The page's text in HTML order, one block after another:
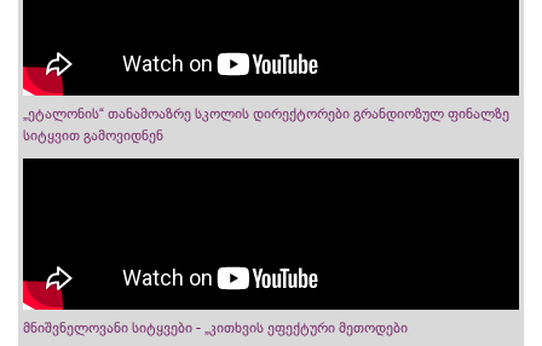
„ეტალონის“ თანამოაზრე სკოლის დირექტორები გრანდიოზულ ფინალზე
სიტყვით გამოვიდნენ
მნიშვნელოვანი სიტყვები - „კითხვის ეფექტური მეთოდები